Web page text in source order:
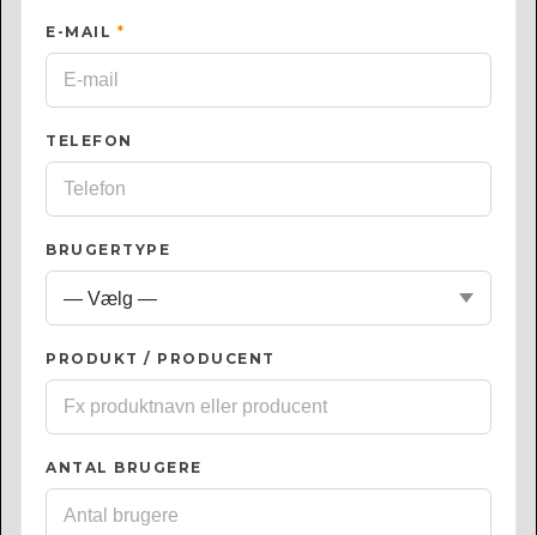
E-MAIL *
TELEFON
BRUGERTYPE
PRODUKT / PRODUCENT
ANTAL BRUGERE